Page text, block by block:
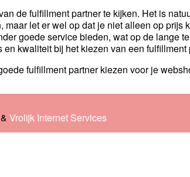
de fulfillment partner te kijken. Het is
let er wel op dat je niet alleen op prijs
goede service bieden, wat op de lange
kwaliteit bij het kiezen van een fulfillment
fulfillment partner kiezen voor je
Vrolijk Internet Services